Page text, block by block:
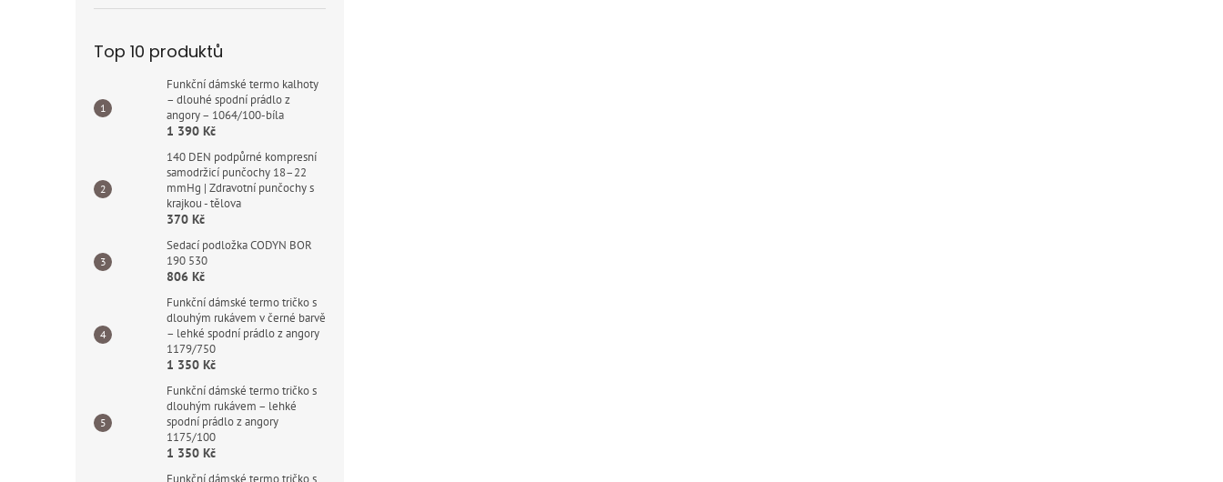
Top 10 produktů
Funkční dámské termo kalhoty
– dlouhé spodní prádlo z
angory – 1064/100-bíla
1 390 Kč
140 DEN podpůrné kompresní
samodržicí punčochy 18–22
mmHg | Zdravotní punčochy s
krajkou - tělova
370 Kč
Sedací podložka CODYN BOR
190 530
806 Kč
Funkční dámské termo tričko s
dlouhým rukávem v černé barvě
– lehké spodní prádlo z angory
1179/750
1 350 Kč
Funkční dámské termo tričko s
dlouhým rukávem – lehké
spodní prádlo z angory
1175/100
1 350 Kč
Funkční dámské termo tričko s